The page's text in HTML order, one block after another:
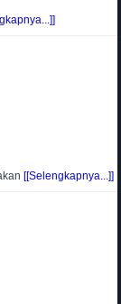
[[Selengkapnya...]]